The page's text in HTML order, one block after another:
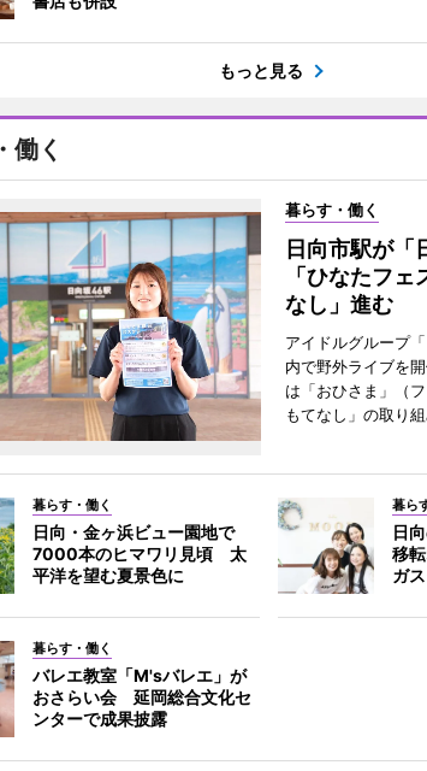
もっと見る
働く
暮らす・働く
日向市駅が
「ひなたフ
なし」進む
アイドルグループ
内で野外ライブを
は「おひさま」（
もてなし」の取り
暮らす・働く
日向・金ヶ浜ビュー園地で
7000本のヒマワリ見頃 太
平洋を望む夏景色に
暮ら
日
移
ガ
暮らす・働く
バレエ教室「M'sバレエ」が
おさらい会 延岡総合文化セ
ンターで成果披露